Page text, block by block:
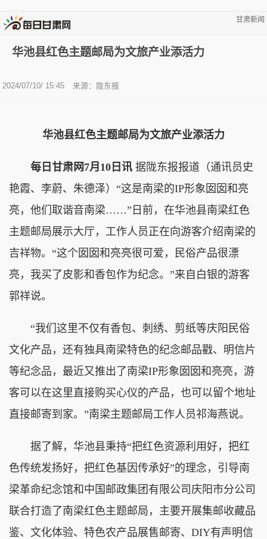
甘肃新闻
华池县红色主题邮局为文旅产业添活力
2024/07/10/ 15:45 来源：陇东报
华池县红色主题邮局为文旅产业添活力
每日甘肃网7月10日讯 据陇东报报道（通讯员史
艳霞、李蔚、朱德泽）“这是南梁的IP形象囡囡和亮
亮，他们取谐音南梁……”日前，在华池县南梁红色
主题邮局展示大厅，工作人员正在向游客介绍南梁的
吉祥物。“这个囡囡和亮亮很可爱，民俗产品很漂
亮，我买了皮影和香包作为纪念。”来自白银的游客
郭祥说。
“我们这里不仅有香包、刺绣、剪纸等庆阳民俗
文化产品，还有独具南梁特色的纪念邮品戳、明信片
等纪念品，最近又推出了南梁IP形象囡囡和亮亮，游
客可以在这里直接购买心仪的产品，也可以留个地址
直接邮寄到家。”南梁主题邮局工作人员祁海燕说。
据了解，华池县秉持“把红色资源利用好，把红
色传统发扬好，把红色基因传承好”的理念，引导南
梁革命纪念馆和中国邮政集团有限公司庆阳市分公司
联合打造了南梁红色主题邮局，主要开展集邮收藏品
鉴、文化体验、特色农产品展售邮寄、DIY有声明信